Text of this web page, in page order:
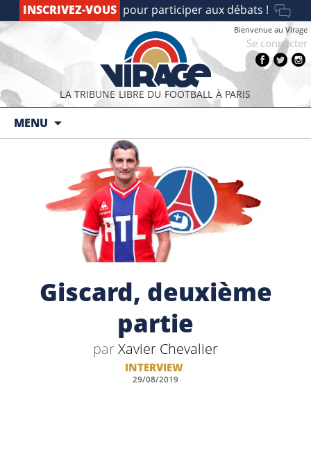
INSCRIVEZ-VOUS pour participer aux débats !
LA TRIBUNE LIBRE DU FOOTBALL À PARIS
Bienvenue au Virage
Se connecter
MENU
Aller au contenu principal
Giscard, deuxième
partie
parXavier Chevalier
INTERVIEW
29/08/2019